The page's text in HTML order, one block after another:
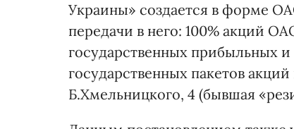
Украины» создается в форме
передачи в него: 100% акций
государственных прибыльных
государственных пакетов
Б.Хмельницкого, 4 (бывшая